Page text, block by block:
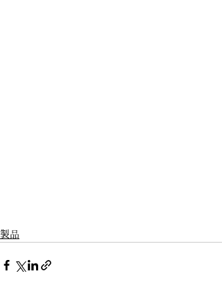
製品